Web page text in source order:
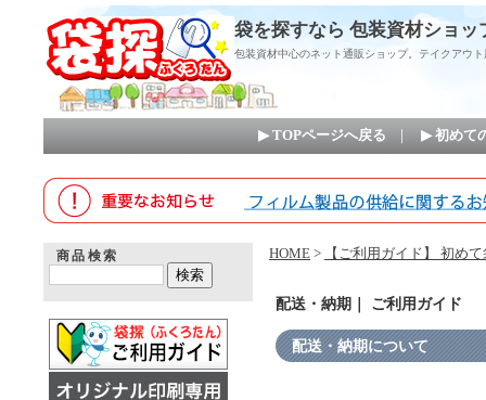
袋を探すなら 包装資材ショ
包装資材中心のネット通販ショップ。テイクアウ
▶ TOPページへ戻る ▶ 初めて
商品検索 HOME > 【ご利用ガイド】 初め
配送・納期｜ ご利用ガイド
配送・納期について